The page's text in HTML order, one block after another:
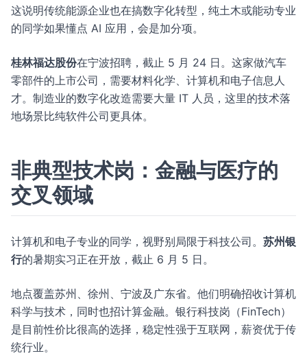
这说明传统能源企业也在搞数字化转型，纯土木或能动专业
的同学如果懂点 AI 应用，会是加分项。
桂林福达股份在宁波招聘，截止 5 月 24 日。这家做汽车
零部件的上市公司，需要材料化学、计算机和电子信息人
才。制造业的数字化改造需要大量 IT 人员，这里的技术落
地场景比纯软件公司更具体。
非典型技术岗：金融与医疗的
交叉领域
计算机和电子专业的同学，视野别局限于科技公司。 苏州银
行的暑期实习正在开放，截止 6 月 5 日。
地点覆盖苏州、徐州、宁波及广东省。他们明确招收计算机
科学与技术，同时也招计算金融。银行科技岗（FinTech）
是目前性价比很高的选择，稳定性强于互联网，薪资优于传
统行业。